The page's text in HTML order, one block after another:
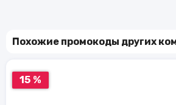
Похожие промокоды других
15 %